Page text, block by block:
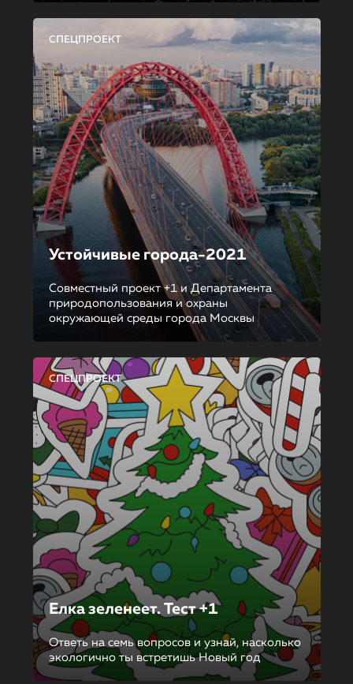
СПЕЦПРОЕКТ
Устойчивые города-2021
Совместный проект +1 и Департамента
природопользования и охраны
окружающей среды города Москвы
СПЕЦПРОЕКТ
Елка зеленеет. Тест +1
Ответь на семь вопросов и узнай, насколько
экологично ты встретишь Новый год